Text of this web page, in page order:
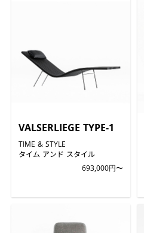
VALSERLIEGE TYPE-1
TIME & STYLE
タイム アンド スタイル
693,000円〜